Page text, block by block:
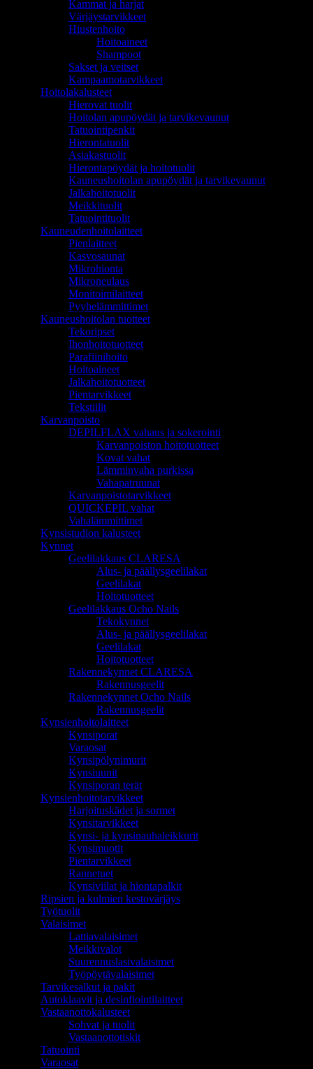
Kammat ja harjat
Värjäystarvikkeet
Hiustenhoito
Hoitoaineet
Shampoot
Sakset ja veitset
Kampaamotarvikkeet
Hoitolakalusteet
Hierovat tuolit
Hoitolan apupöydät ja tarvikevaunut
Tatuointipenkit
Hierontatuolit
Asiakastuolit
Hierontapöydät ja hoitotuolit
Kauneushoitolan apupöydät ja tarvikevaunut
Jalkahoitotuolit
Meikkituolit
Tatuointituolit
Kauneudenhoitolaitteet
Pienlaitteet
Kasvosaunat
Mikrohionta
Mikroneulaus
Monitoimilaitteet
Pyyhelämmittimet
Kauneushoitolan tuotteet
Tekoripset
Ihonhoitotuotteet
Parafiinihoito
Hoitoaineet
Jalkahoitotuotteet
Pientarvikkeet
Tekstiilit
Karvanpoisto
DEPILFLAX vahaus ja sokerointi
Karvanpoiston hoitotuotteet
Kovat vahat
Lämminvaha purkissa
Vahapatruunat
Karvanpoistotarvikkeet
QUICKEPIL vahat
Vahalämmittimet
Kynsistudion kalusteet
Kynnet
Geelilakkaus CLARESA
Alus- ja päällysgeelilakat
Geelilakat
Hoitotuotteet
Geelilakkaus Ocho Nails
Tekokynnet
Alus- ja päällysgeelilakat
Geelilakat
Hoitotuotteet
Rakennekynnet CLARESA
Rakennusgeelit
Rakennekynnet Ocho Nails
Rakennusgeelit
Kynsienhoitolaitteet
Kynsiporat
Varaosat
Kynsipölynimurit
Kynsiuunit
Kynsiporan terät
Kynsienhoitotarvikkeet
Harjoituskädet ja sormet
Kynsitarvikkeet
Kynsi- ja kynsinauhaleikkurit
Kynsimuotit
Pientarvikkeet
Rannetuet
Kynsiviilat ja hiontapalkit
Ripsien ja kulmien kestovärjäys
Työtuolit
Valaisimet
Lattiavalaisimet
Meikkivalot
Suurennuslasivalaisimet
Työpöytävalaisimet
Tarvikesalkut ja pakit
Autoklaavit ja desinfiointilaitteet
Vastaanottokalusteet
Sohvat ja tuolit
Vastaanottotiskit
Tatuointi
Varaosat